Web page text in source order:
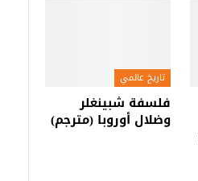
تاريخ عالمي
فلسفة شبينغلر
وضلال أوروبا (مترجم)